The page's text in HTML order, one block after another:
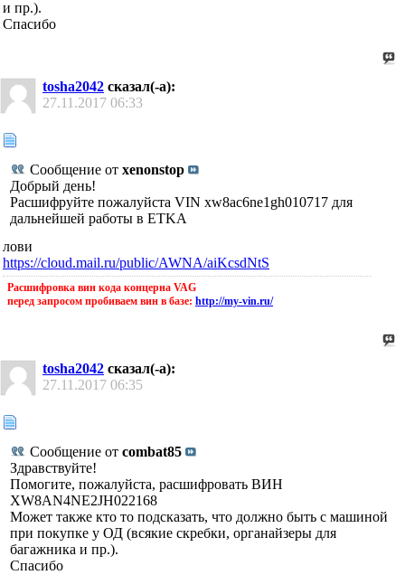
и пр.).
Спасибо
tosha2042 сказал(-а):
27.11.2017 06:33
Сообщение от xenonstop
Добрый день!
Расшифруйте пожалуйста VIN xw8ac6ne1gh010717 для
дальнейшей работы в ETKA
лови
https://cloud.mail.ru/public/AWNA/aiKcsdNtS
Расшифровка вин кода концерна VAG
перед запросом пробиваем вин в базе: http://my-vin.ru/
tosha2042 сказал(-а):
27.11.2017 06:35
Сообщение от combat85
Здравствуйте!
Помогите, пожалуйста, расшифровать ВИН
XW8AN4NE2JH022168
Может также кто то подсказать, что должно быть с машиной
при покупке у ОД (всякие скребки, органайзеры для
багажника и пр.).
Спасибо